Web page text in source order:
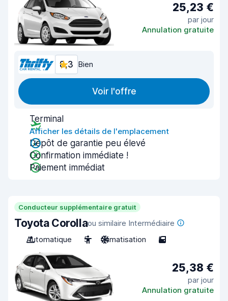
25,23 €
par jour
Annulation gratuite
8,3 Bien
Voir l'offre
Terminal
Afficher les détails de l'emplacement
Dépôt de garantie peu élevé
Confirmation immédiate !
Paiement immédiat
Conducteur supplémentaire gratuit
Toyota Corollaou similaire Intermédiaire
Automatique
5 Climatisation 5
25,38 €
par jour
Annulation gratuite